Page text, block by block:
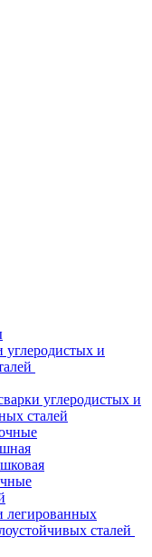
углеродистых и
углеродистых и
сталей
легированных
сталей